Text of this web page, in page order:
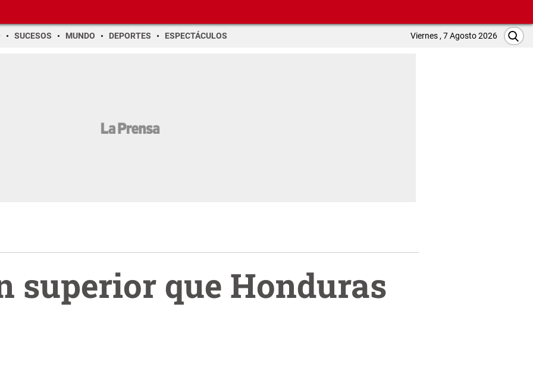
SUCESOS MUNDO DEPORTES ESPECTÁCULOS Viernes , 7 Agosto 2026
superior que Honduras